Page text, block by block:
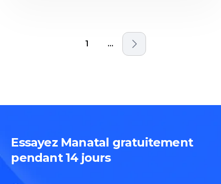
1 ...
Essayez Manatal gratuitement
pendant 14 jours